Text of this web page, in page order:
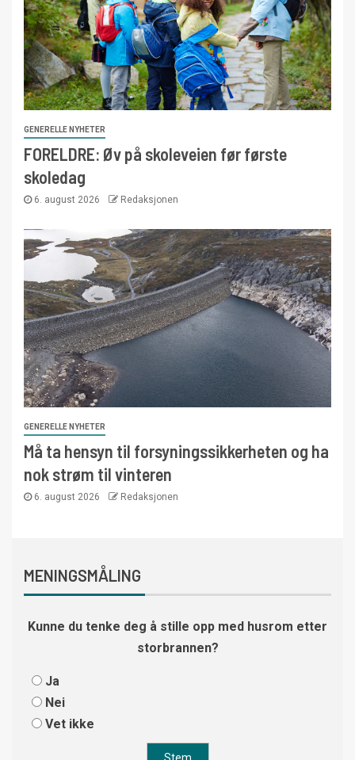
GENERELLE NYHETER
FORELDRE: Øv på skoleveien før første
skoledag
6. august 2026 Redaksjonen
GENERELLE NYHETER
Må ta hensyn til forsyningssikkerheten og ha
nok strøm til vinteren
6. august 2026 Redaksjonen
MENINGSMÅLING
Kunne du tenke deg å stille opp med husrom etter
storbrannen?
Ja
Nei
Vet ikke